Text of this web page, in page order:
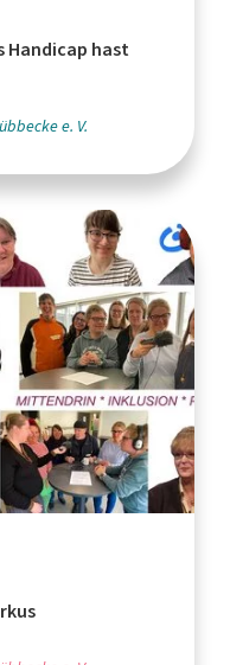
Handicap hast
e. V.